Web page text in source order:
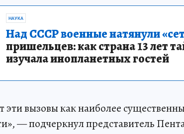
НАУКА
Над СССР военные натянули
пришельцев: как страна 13 лет
изучала инопланетных гостей
вызовы как наиболее
— подчеркнул представитель